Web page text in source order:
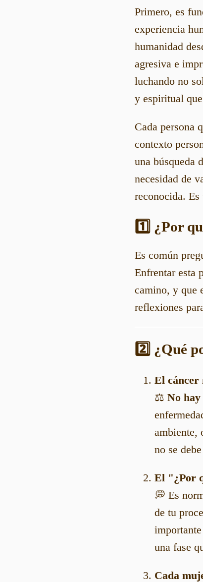
Primero, es
experiencia
humanidad
agresiva e
luchando no
y espiritual
Cada persona
contexto
una búsqueda
necesidad de
reconocida.
1️⃣ ¿Por
Es común
Enfrentar esta
camino, y que
reflexiones
2️⃣ ¿Qué
El cáncer
⚖️ No
ambiente,
no se
El "¿Por
💭 Es
de tu
importante
una fase
Cada